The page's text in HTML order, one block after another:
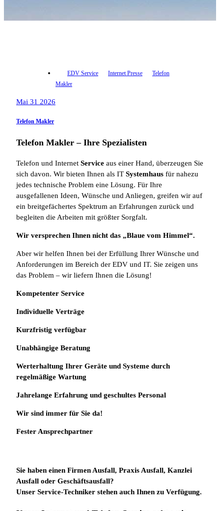
EDV Service Internet Presse
Telefon
Makler
Mai 31 2026
Telefon Makler
Telefon Makler – Ihre Spezialisten
Telefon und Internet Service aus einer Hand, überzeugen Sie
sich davon. Wir bieten Ihnen als IT Systemhaus für nahezu
jedes technische Problem eine Lösung. Für Ihre
ausgefallenen Ideen, Wünsche und Anliegen, greifen wir auf
ein breitgefächertes Spektrum an Erfahrungen zurück und
begleiten die Arbeiten mit größter Sorgfalt.
Wir versprechen Ihnen nicht das „Blaue vom Himmel“.
Aber wir helfen Ihnen bei der Erfüllung Ihrer Wünsche und
Anforderungen im Bereich der EDV und IT. Sie zeigen uns
das Problem – wir liefern Ihnen die Lösung!
Kompetenter Service
Individuelle Verträge
Kurzfristig verfügbar
Unabhängige Beratung
Werterhaltung Ihrer Geräte und Systeme durch
regelmäßige Wartung
Jahrelange Erfahrung und geschultes Personal
Wir sind immer für Sie da!
Fester Ansprechpartner
Sie haben einen Firmen Ausfall, Praxis Ausfall, Kanzlei
Ausfall oder Geschäftsausfall?
Unser Service-Techniker stehen auch Ihnen zu Verfügung.